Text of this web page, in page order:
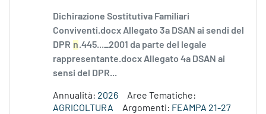
Dichirazione Sostitutiva Familiari
Conviventi.docx Allegato 3a DSAN ai sendi del
DPR n.445..._2001 da parte del legale
rappresentante.docx Allegato 4a DSAN ai
sensi del DPR...
Annualità: 2026
Aree Tematiche:
AGRICOLTURA
Argomenti: FEAMPA 21-27